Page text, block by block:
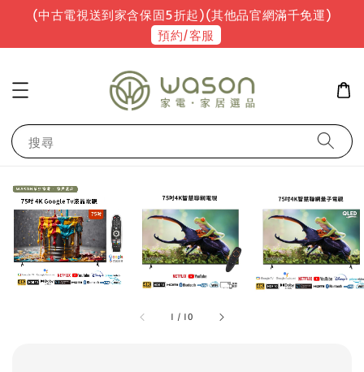
(中古電視送到家含保固5折起)(其他品官網滿千免運)
預約/客服
搜尋
1 / 10